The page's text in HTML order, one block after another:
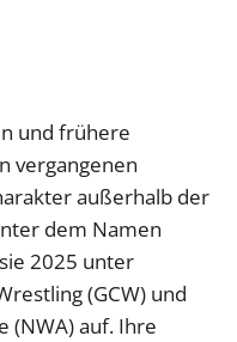
und frühere
vergangenen
außerhalb der
dem Namen
2025 unter
(GCW) und
(NWA) auf. Ihre